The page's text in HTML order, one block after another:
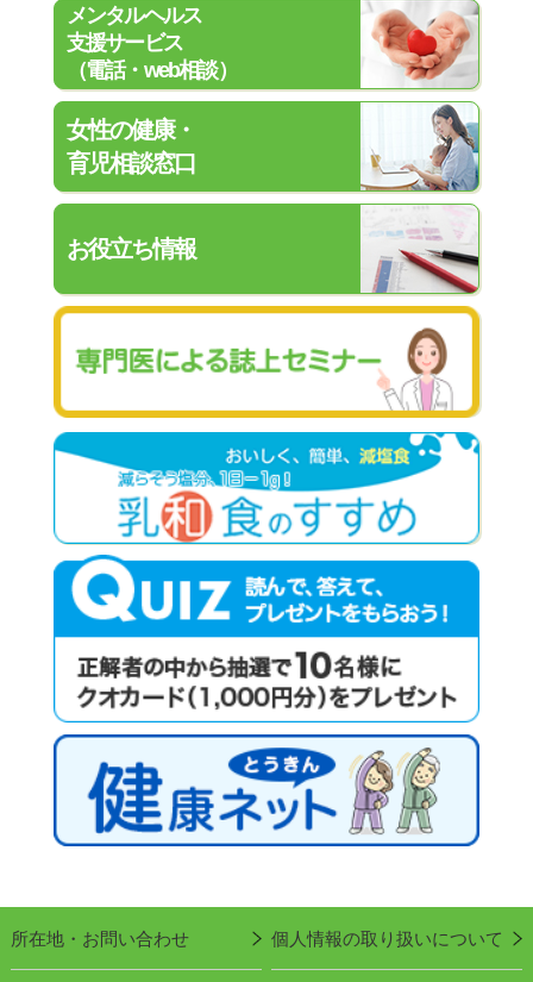
メンタルヘルス
支援サービス
（電話・web相談）
女性の健康・
育児相談窓口
お役立ち情報
所在地・お問い合わせ 個人情報の取り扱いについて